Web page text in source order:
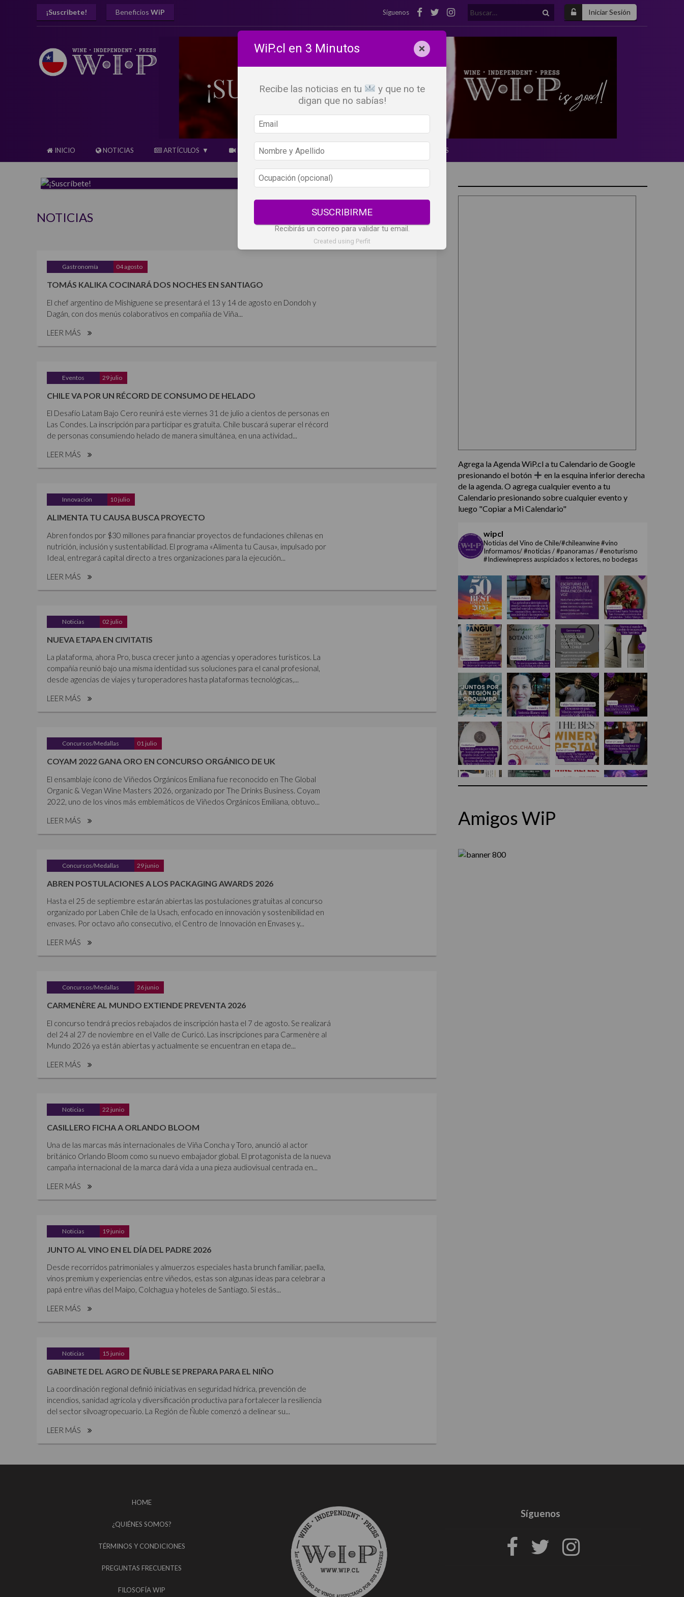
Iniciar Sesión
¡Suscribete! Beneficios WiP Buscar:
Síguenos
INICIO NOTICIAS ARTÍCULOS BEBER X LOS OJOS GLOSARIO DEL VINO PANORAMAS
NOTICIAS
Gastronomía 04 agosto
TOMÁS KALIKA COCINARÁ DOS NOCHES EN SANTIAGO
El chef argentino de Mishiguene se presentará el 13 y 14 de agosto en Dondoh y
Dagán, con dos menús colaborativos en compañía de Viña...
LEER MÁS
Eventos 29 julio
CHILE VA POR UN RÉCORD DE CONSUMO DE HELADO
El Desafío Latam Bajo Cero reunirá este viernes 31 de julio a cientos de personas en
Las Condes. La inscripción para participar es gratuita. Chile buscará superar el récord
de personas consumiendo helado de manera simultánea, en una actividad...
LEER MÁS
Innovación 10 julio
ALIMENTA TU CAUSA BUSCA PROYECTO
Abren fondos por $30 millones para financiar proyectos de fundaciones chilenas en
nutrición, inclusión y sustentabilidad. El programa «Alimenta tu Causa», impulsado por
Ideal, entregará capital directo a tres organizaciones para la ejecución...
LEER MÁS
Noticias 02 julio
NUEVA ETAPA EN CIVITATIS
La plataforma, ahora Pro, busca crecer junto a agencias y operadores turísticos. La
compañía reunió bajo una misma identidad sus soluciones para el canal profesional,
desde agencias de viajes y turoperadores hasta plataformas tecnológicas,...
LEER MÁS
Concursos/Medallas 01 julio
COYAM 2022 GANA ORO EN CONCURSO ORGÁNICO DE UK
El ensamblaje ícono de Viñedos Orgánicos Emiliana fue reconocido en The Global
Organic & Vegan Wine Masters 2026, organizado por The Drinks Business. Coyam
2022, uno de los vinos más emblemáticos de Viñedos Orgánicos Emiliana, obtuvo...
LEER MÁS
Concursos/Medallas 29 junio
ABREN POSTULACIONES A LOS PACKAGING AWARDS 2026
Hasta el 25 de septiembre estarán abiertas las postulaciones gratuitas al concurso
organizado por Laben Chile de la Usach, enfocado en innovación y sostenibilidad en
envases. Por octavo año consecutivo, el Centro de Innovación en Envases y...
LEER MÁS
Concursos/Medallas 26 junio
CARMENÈRE AL MUNDO EXTIENDE PREVENTA 2026
El concurso tendrá precios rebajados de inscripción hasta el 7 de agosto. Se realizará
del 24 al 27 de noviembre en el Valle de Curicó. Las inscripciones para Carmenère al
Mundo 2026 ya están abiertas y actualmente se encuentran en etapa de...
LEER MÁS
Noticias 22 junio
CASILLERO FICHA A ORLANDO BLOOM
Una de las marcas más internacionales de Viña Concha y Toro, anunció al actor
británico Orlando Bloom como su nuevo embajador global. El protagonista de la nueva
campaña internacional de la marca dará vida a una pieza audiovisual centrada en...
LEER MÁS
Noticias 19 junio
JUNTO AL VINO EN EL DÍA DEL PADRE 2026
Desde recorridos patrimoniales y almuerzos especiales hasta brunch familiar, paella,
vinos premium y experiencias entre viñedos, estas son algunas ideas para celebrar a
papá entre viñas del Maipo, Colchagua y hoteles de Santiago. Si estás...
LEER MÁS
Noticias 15 junio
GABINETE DEL AGRO DE ÑUBLE SE PREPARA PARA EL NIÑO
La coordinación regional definió iniciativas en seguridad hídrica, prevención de
incendios, sanidad agrícola y diversificación productiva para fortalecer la resiliencia
del sector silvoagropecuario. La Región de Ñuble comenzó a delinear su...
LEER MÁS
Agrega la Agenda WiP.cl a tu Calendario de Google
presionando el botón
en la esquina inferior derecha
de la agenda. O agrega cualquier evento a tu
Calendario presionando sobre cualquier evento y
luego "Copiar a Mi Calendario"
wipcl
Noticias del Vino de Chile/#chileanwine #vino
Informamos/ #noticias / #panoramas / #enoturismo
#Indiewinepress auspiciados x lectores, no bodegas
Amigos WiP
HOME
¿QUIÉNES SOMOS?
TÉRMINOS Y CONDICIONES
PREGUNTAS FRECUENTES
FILOSOFÍA WIP
Síguenos
WiP.cl en 3 Minutos ×
Recibe las noticias en tu
y que no te
digan que no sabías!
SUSCRIBIRME
Recibirás un correo para validar tu email.
Created using Perfit